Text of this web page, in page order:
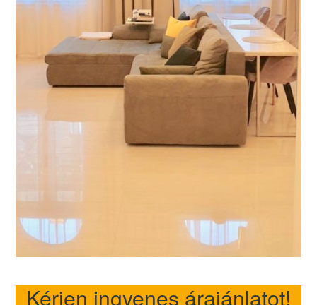
Kérjen ingyenes árajánlatot!